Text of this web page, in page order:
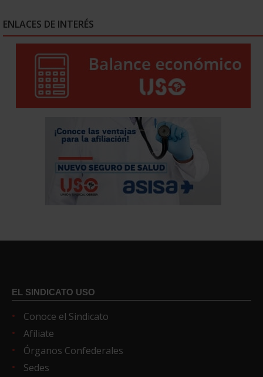
ENLACES DE INTERÉS
EL SINDICATO USO
Conoce el Sindicato
Afíliate
Órganos Confederales
Sedes